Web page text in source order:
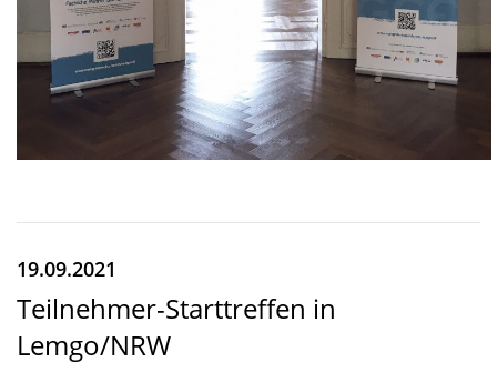
19.09.2021
Teilnehmer-Starttreffen in
Lemgo/NRW